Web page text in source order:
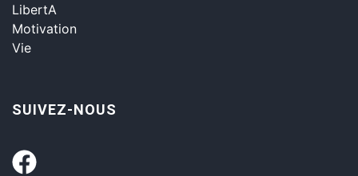
LibertA
Motivation
Vie
SUIVEZ-NOUS